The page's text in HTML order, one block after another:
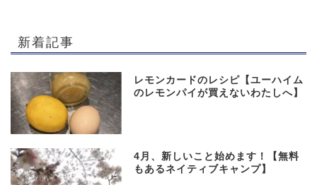
新着記事
レモンカードのレシピ【ユーハイム
のレモンパイが買えないわたしへ】
4月、新しいこと始めます！【無料
もあるネイティブキャンプ】